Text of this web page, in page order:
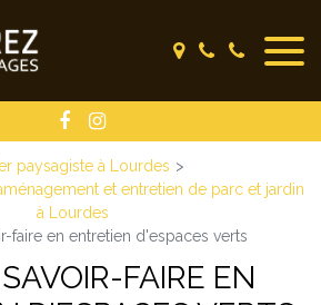
paysagiste à Lourdes
et entretien de parc et jardin
à Lourdes
faire en entretien d'espaces verts
FAIRE EN